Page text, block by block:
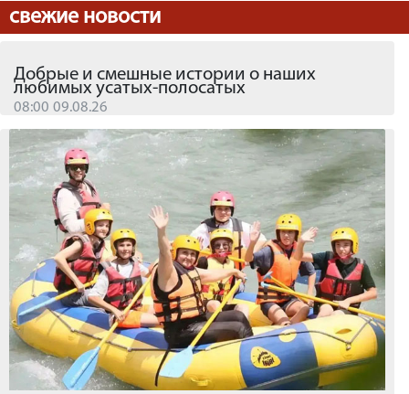
свежие новости
Добрые и смешные истории о наших
любимых усатых-полосатых
08:00 09.08.26